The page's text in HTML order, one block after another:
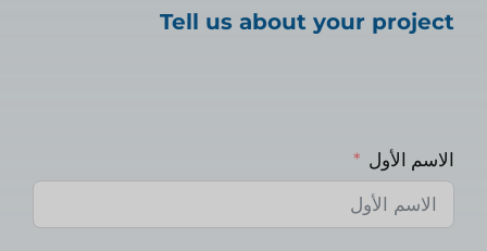
Tell us about your project
الاسم الأول